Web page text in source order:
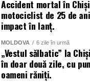
Accident mortal în
motociclist de 25 de
impact în lanț.
MOLDOVA 6 zile în urmă
„Vestul sălbatic” la
în doar două zile, cu
oameni răniți.